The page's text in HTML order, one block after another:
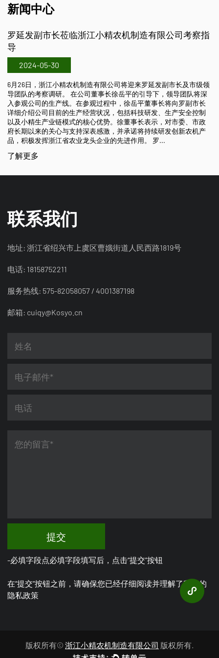
新闻中心
江小精农机制造有限公司考察指
造有限公司将迎来罗延发副市长及市级领
司董事长徐岳平的引导下，领导团队将深
观过程中，徐岳平董事长将向罗副市长
营状况，包括科技研发、生产安全控制
心优势。徐董事长表示，对市委、市政
表感激，并承诺将持续研发创新农机产
头企业的先进作用。 罗...
2018中国国际农机
江小精农机制造有限公
司展位在A2区，展位号
插秧机、2ZX-630手扶
2ZG-825乘坐式高速插
肥机、直播机及搬运车
了解更多
联系我们
地址: 浙江省绍兴市上虞区曹娥街道人民西路1819号
电话: 18158752211
服务热线: 575-82058057 / 4001387198
邮箱: cuiqy@Kosyo.cn
提交
-必填字段点必填字段填写后，点击“提交”按钮
在“提交”按钮之前，请确保您已经仔细阅读并理解了我们的
隐私政策
版权所有© 浙江小精农机制造有限公司 版权所有.